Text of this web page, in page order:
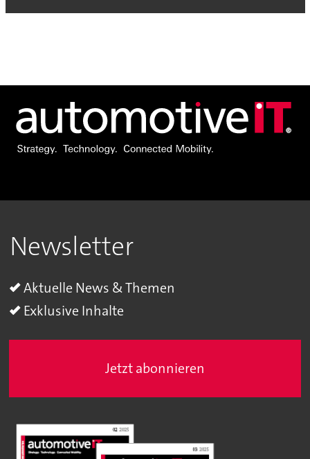
Newsletter
Aktuelle News & Themen
Exklusive Inhalte
Jetzt abonnieren